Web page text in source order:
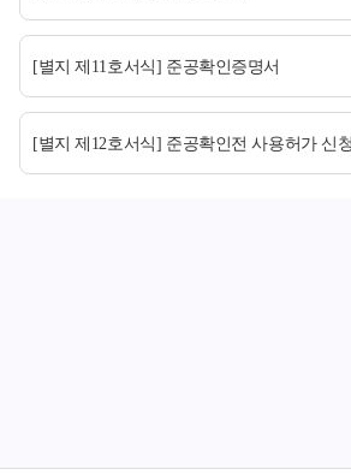
[별지 제11호서식] 준공확인증명서
[별지 제12호서식] 준공확인전 사용허가 신